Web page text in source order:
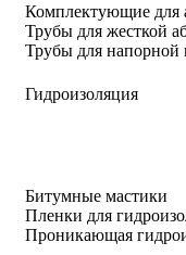
Комплектующие для
Трубы для жесткой
Трубы для напорной
Гидроизоляция
Битумные мастики
Пленки для
Проникающая